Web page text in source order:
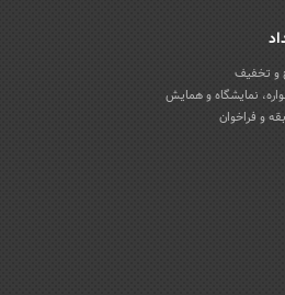
و تخفیف
نمایشگاه و همایش
و فراخوان